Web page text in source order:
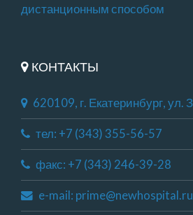
дистанционным способом
КОНТАКТЫ
620109, г. Екатеринбург, ул.
тел: +7 (343) 355-56-57
факс: +7 (343) 246-39-28
e-mail: prime@newhospital.ru